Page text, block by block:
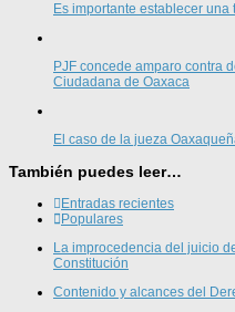
Es importante establecer
PJF concede amparo contra
Ciudadana de Oaxaca
El caso de la jueza
También puedes leer…
Entradas recientes
Populares
La improcedencia del juicio
Constitución
Contenido y alcances del